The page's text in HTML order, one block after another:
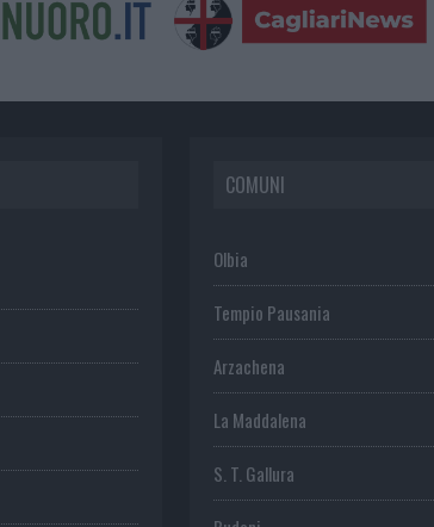
COMUNI
Olbia
Tempio Pausania
Arzachena
La Maddalena
S. T. Gallura